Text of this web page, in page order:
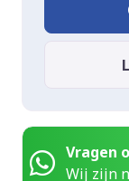
Vragen
Wij zijn